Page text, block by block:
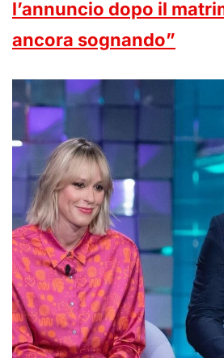
l’annuncio dopo il
ancora sognando”